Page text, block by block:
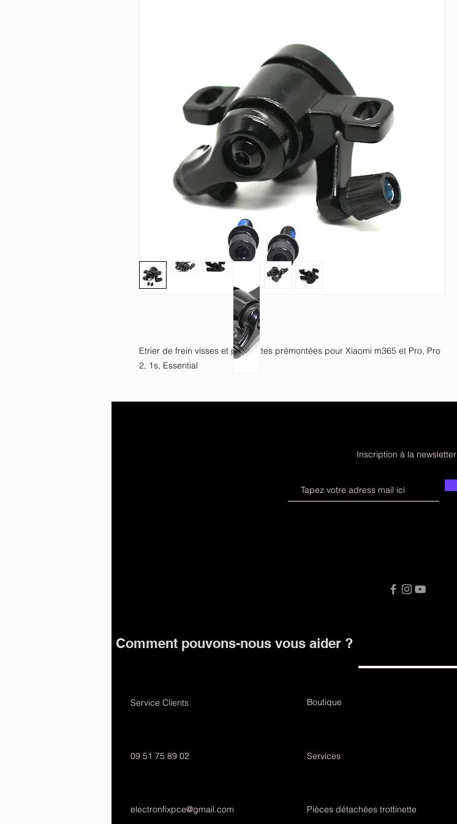
Etrier de frein visses et plaquettes prémontées pour Xiaomi m365 et Pro, Pro
2, 1s, Essential
Inscription à la newsletter
Comment pouvons-nous vous aider ?
Service Clients
09 51 75 89 02
electronfixpce@gmail.com
Boutique
Services
Pièces détachées trottinette